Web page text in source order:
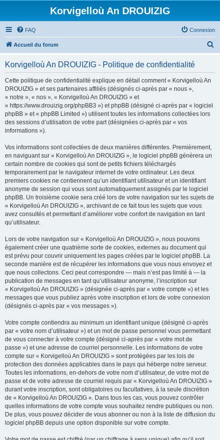
Korvigelloù An DROUIZIG
FAQ Connexion
Accueil du forum
Korvigelloù An DROUIZIG - Politique de confidentialité
Cette politique de confidentialité explique en détail comment « Korvigelloù An
DROUIZIG » et ses partenaires affiliés (désignés ci-après par « nous »,
« notre », « nos », « Korvigelloù An DROUIZIG » et
« https://www.drouizig.org/phpBB3 ») et phpBB (désigné ci-après par « logiciel
phpBB » et « phpBB Limited ») utilisent toutes les informations collectées lors
des sessions d’utilisation de votre part (désignées ci-après par « vos
informations »).
Vos informations sont collectées de deux manières différentes. Premièrement,
en naviguant sur « Korvigelloù An DROUIZIG », le logiciel phpBB génèrera un
certain nombre de cookies qui sont de petits fichiers téléchargés
temporairement par le navigateur internet de votre ordinateur. Les deux
premiers cookies ne contiennent qu’un identifiant utilisateur et un identifiant
anonyme de session qui vous sont automatiquement assignés par le logiciel
phpBB. Un troisième cookie sera créé lors de votre navigation sur les sujets de
« Korvigelloù An DROUIZIG », archivant de ce fait tous les sujets que vous
avez consultés et permettant d’améliorer votre confort de navigation en tant
qu’utilisateur.
Lors de votre navigation sur « Korvigelloù An DROUIZIG », nous pouvons
également créer une quatrième sorte de cookies, externes au document qui
est prévu pour couvrir uniquement les pages créées par le logiciel phpBB. La
seconde manière est de récupérer les informations que vous nous envoyez et
que nous collectons. Ceci peut correspondre — mais n’est pas limité à — la
publication de messages en tant qu’utilisateur anonyme, l’inscription sur
« Korvigelloù An DROUIZIG » (désignée ci-après par « votre compte ») et les
messages que vous publiez après votre inscription et lors de votre connexion
(désignés ci-après par « vos messages »).
Votre compte contiendra au minimum un identifiant unique (désigné ci-après
par « votre nom d’utilisateur ») et un mot de passe personnel vous permettant
de vous connecter à votre compte (désigné ci-après par « votre mot de
passe ») et une adresse de courriel personnelle. Les informations de votre
compte sur « Korvigelloù An DROUIZIG » sont protégées par les lois de
protection des données applicables dans le pays qui héberge notre serveur.
Toutes les informations, en-dehors de votre nom d’utilisateur, de votre mot de
passe et de votre adresse de courriel requis par « Korvigelloù An DROUIZIG »
durant votre inscription, sont obligatoires ou facultatives, à la seule discrétion
de « Korvigelloù An DROUIZIG ». Dans tous les cas, vous pouvez contrôler
quelles informations de votre compte vous souhaitez rendre publiques ou non.
De plus, vous pouvez décider de vous abonner ou non à la liste de diffusion du
logiciel phpBB depuis une option disponible sur votre compte.